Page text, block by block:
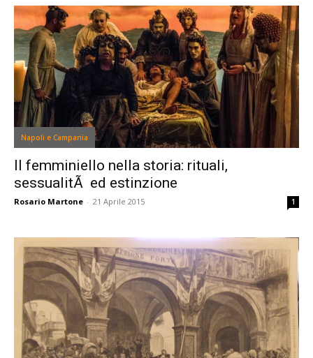
Napoli e Campania
Il femminiello nella storia: rituali,
sessualitÃ ed estinzione
Rosario Martone - 21 Aprile 2015 1